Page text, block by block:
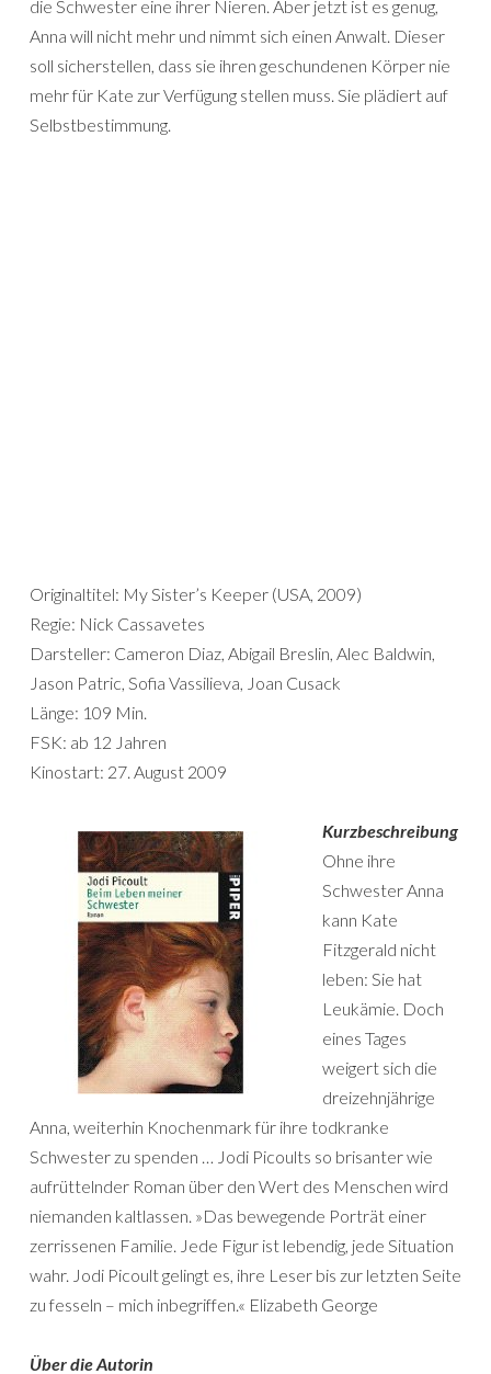
die Schwester eine ihrer Nieren. Aber jetzt ist es genug,
Anna will nicht mehr und nimmt sich einen Anwalt. Dieser
soll sicherstellen, dass sie ihren geschundenen Körper nie
mehr für Kate zur Verfügung stellen muss. Sie plädiert auf
Selbstbestimmung.
Originaltitel: My Sister’s Keeper (USA, 2009)
Regie: Nick Cassavetes
Darsteller: Cameron Diaz, Abigail Breslin, Alec Baldwin,
Jason Patric, Sofia Vassilieva, Joan Cusack
Länge: 109 Min.
FSK: ab 12 Jahren
Kinostart: 27. August 2009
Kurzbeschreibung
Ohne ihre
Schwester Anna
kann Kate
Fitzgerald nicht
leben: Sie hat
Leukämie. Doch
eines Tages
weigert sich die
dreizehnjährige
Anna, weiterhin Knochenmark für ihre todkranke
Schwester zu spenden … Jodi Picoults so brisanter wie
aufrüttelnder Roman über den Wert des Menschen wird
niemanden kaltlassen. »Das bewegende Porträt einer
zerrissenen Familie. Jede Figur ist lebendig, jede Situation
wahr. Jodi Picoult gelingt es, ihre Leser bis zur letzten Seite
zu fesseln – mich inbegriffen.« Elizabeth George
Über die Autorin